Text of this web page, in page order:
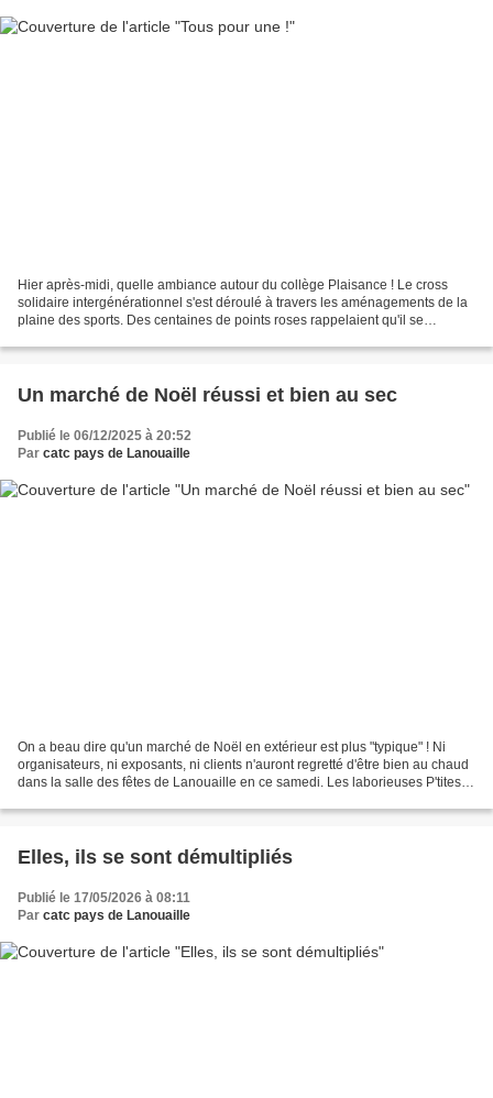
Hier après-midi, quelle ambiance autour du collège Plaisance ! Le cross
solidaire intergénérationnel s'est déroulé à travers les aménagements de la
plaine des sports. Des centaines de points roses rappelaient qu'il se
Un marché de Noël réussi et bien au sec
Publié le 06/12/2025 à 20:52
Par catc pays de Lanouaille
On a beau dire qu'un marché de Noël en extérieur est plus "typique" ! Ni
organisateurs, ni exposants, ni clients n'auront regretté d'être bien au chaud
dans la salle des fêtes de Lanouaille en ce samedi. Les laborieuses P'tites
Elles, ils se sont démultipliés
Publié le 17/05/2026 à 08:11
Par catc pays de Lanouaille